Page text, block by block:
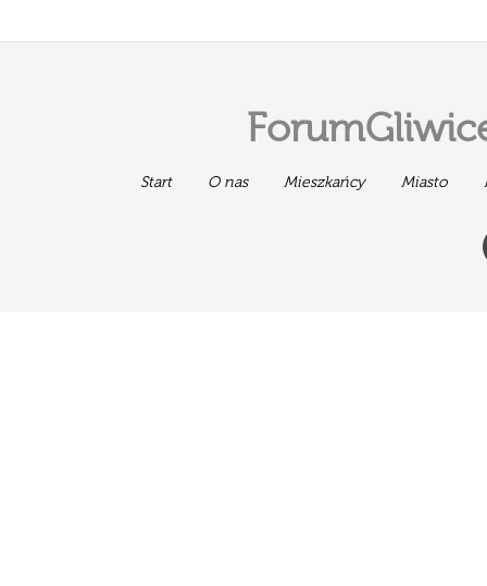
Start O nas Mieszkańcy Miasto